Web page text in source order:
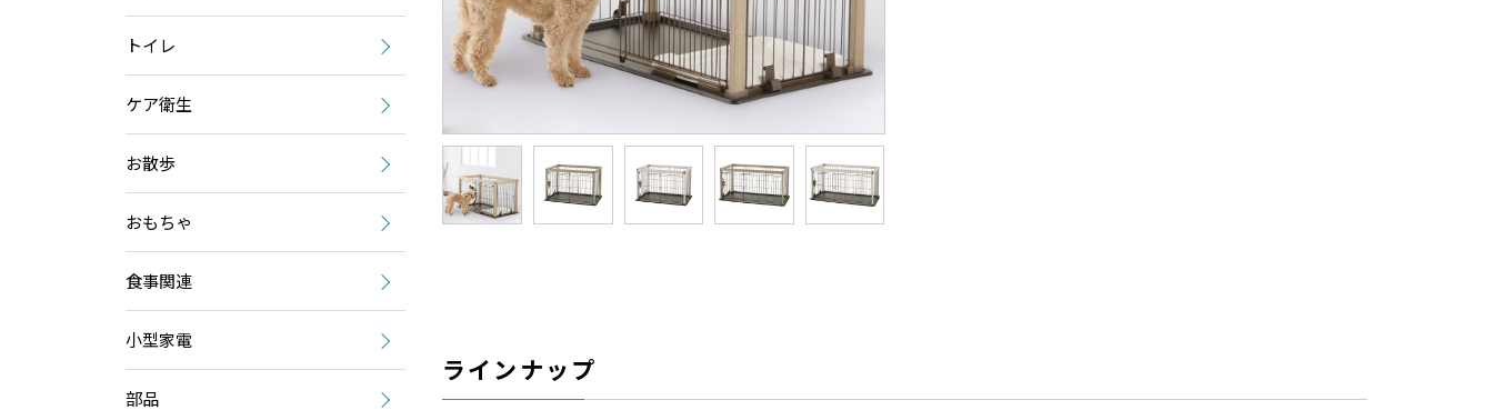
ラインナップ
トイレ
ケア衛生
お散歩
おもちゃ
食事関連
小型家電
部品